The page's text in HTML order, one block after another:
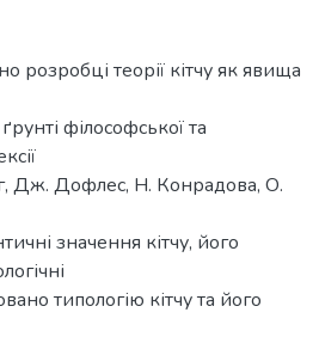
розробці теорії кітчу як явища
філософської та
Дж. Дофлес, Н. Конрадова, О.
значення кітчу, його
типологію кітчу та його